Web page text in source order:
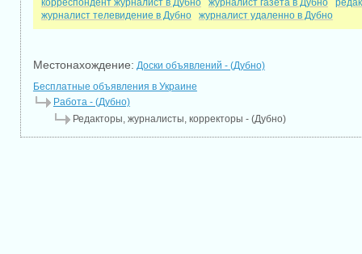
корреспондент журналист в Дубно
журналист газета в Дубно
журналист телевидение в Дубно
журналист удаленно в Дубно
Местонахождение: Доски объявлений - (Дубно)
Бесплатные объявления в Украине
Работа - (Дубно)
Редакторы, журналисты, корректоры - (Дубно)